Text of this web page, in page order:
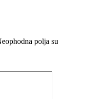
polja su